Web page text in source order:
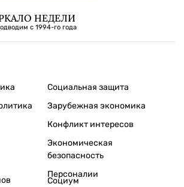
НЕДЕЛИ
с 1994-го года
Социальная защита
Зарубежная экономика
Конфликт интересов
Экономическая
безопасность
Персоналии
Социум